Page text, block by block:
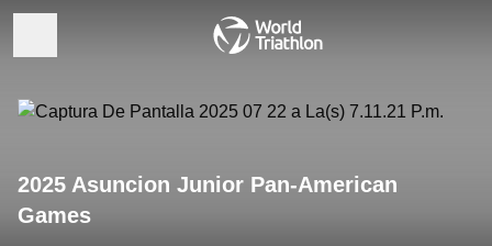
2025 Asuncion Junior Pan-American
Games